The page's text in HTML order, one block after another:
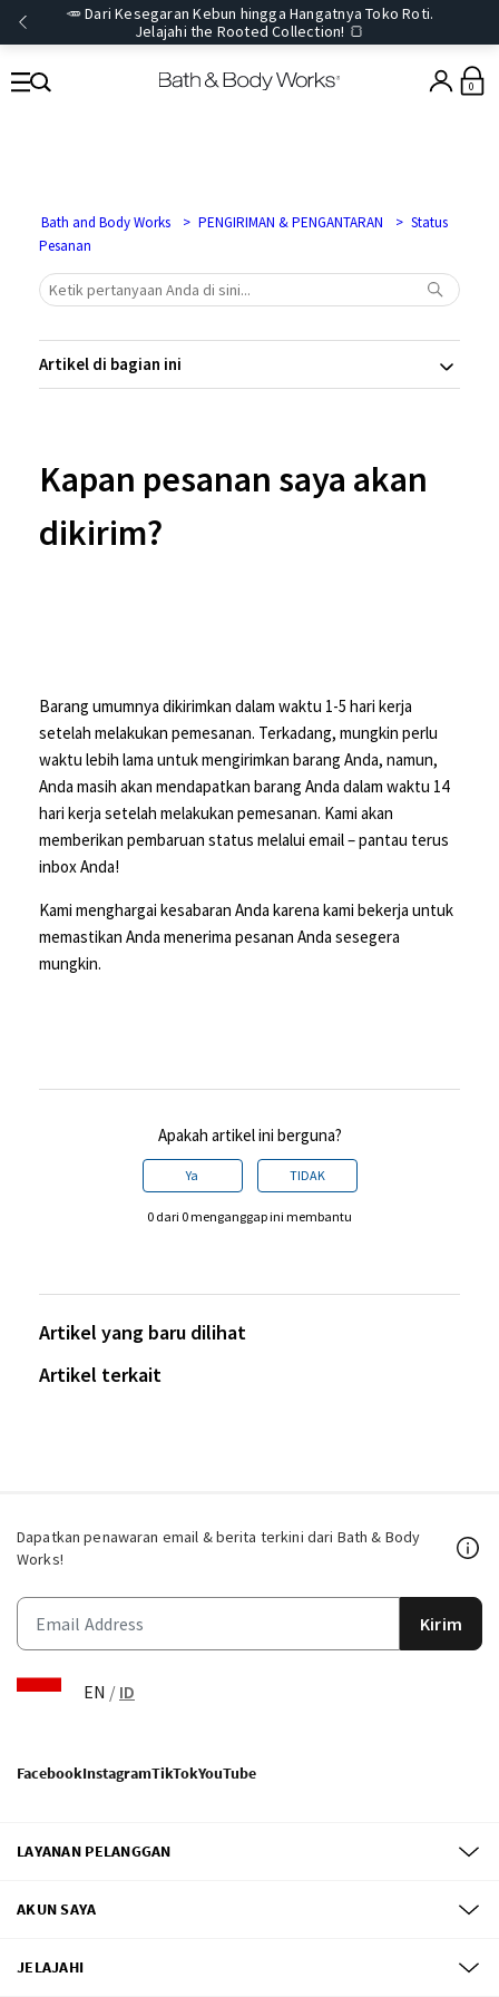
🥕 Dari Kesegaran Kebun hingga Hangatnya Toko Roti.
Jelajahi the Rooted Collection! 🍞
0
Bath and Body Works PENGIRIMAN & PENGANTARAN
Status
Pesanan
Artikel di bagian ini
Kapan pesanan saya akan
dikirim?
Barang umumnya dikirimkan dalam waktu 1-5 hari kerja
setelah melakukan pemesanan. Terkadang, mungkin perlu
waktu lebih lama untuk mengirimkan barang Anda, namun,
Anda masih akan mendapatkan barang Anda dalam waktu 14
hari kerja setelah melakukan pemesanan. Kami akan
memberikan pembaruan status melalui email – pantau terus
inbox Anda!
Kami menghargai kesabaran Anda karena kami bekerja untuk
memastikan Anda menerima pesanan Anda sesegera
mungkin.
Apakah artikel ini berguna?
Ya TIDAK
0 dari 0 menganggap ini membantu
Artikel yang baru dilihat
Artikel terkait
Dapatkan penawaran email & berita terkini dari Bath & Body
Works!
Kirim
EN / ID
FacebookInstagramTikTokYouTube
LAYANAN PELANGGAN
AKUN SAYA
JELAJAHI